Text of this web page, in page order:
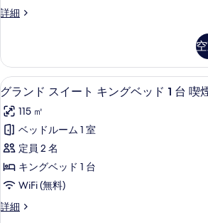
ー
ュ
ー
の
す
べ
て
の
写
真
台
ビ
ュ
ー
の
詳
細
ト
ン
グ
ル
ベ
ッ
ド
2
台
プ
詳細
プ
ス
イ
ー
シ
ン
グ
ル
ベ
ッ
ド
2
グ
ラ
ン
ド
ス
イ
ト
グランド
7
グランド スイート キングベッド 1 台 喫
115 ㎡
ベッドルーム 1 室
定員 2 名
キングベッド 1 台
WiFi (無料)
詳細
グ